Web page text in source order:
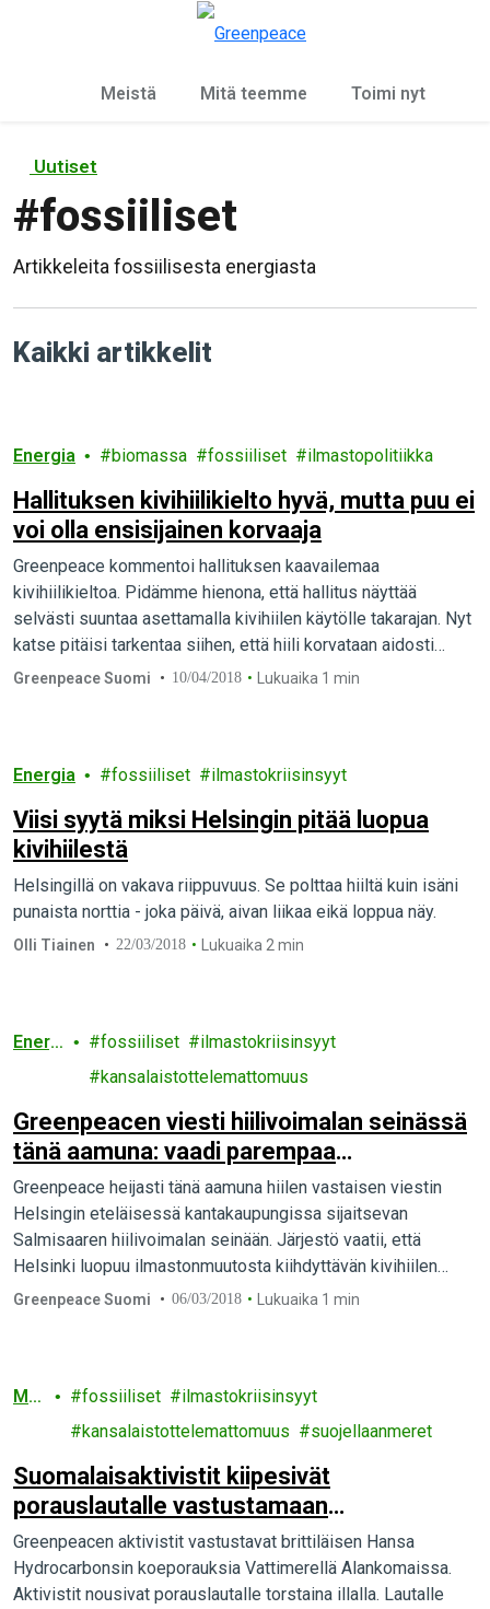
Meistä Mitä teemme Toimi nyt
Uutiset
#fossiiliset
Artikkeleita fossiilisesta energiasta
Kaikki artikkelit
Energia biomassa fossiiliset ilmastopolitiikka
Hallituksen kivihiilikielto hyvä, mutta puu ei
voi olla ensisijainen korvaaja
Greenpeace kommentoi hallituksen kaavailemaa
kivihiilikieltoa. Pidämme hienona, että hallitus näyttää
selvästi suuntaa asettamalla kivihiilen käytölle takarajan. Nyt
katse pitäisi tarkentaa siihen, että hiili korvataan aidosti
päästöjä vähentäen eikä vain siirretä tukia tuulivoimalta
Greenpeace Suomi 10/04/2018 Lukuaika 1 min
Energia fossiiliset ilmastokriisinsyyt
Viisi syytä miksi Helsingin pitää luopua
kivihiilestä
Helsingillä on vakava riippuvuus. Se polttaa hiiltä kuin isäni
punaista norttia - joka päivä, aivan liikaa eikä loppua näy.
Olli Tiainen 22/03/2018 Lukuaika 2 min
Energ
fossiiliset
ilmastokriisinsyyt
kansalaistottelemattomuus
Greenpeacen viesti hiilivoimalan seinässä
tänä aamuna: vaadi parempaa
kaupunkienergiaa
Greenpeace heijasti tänä aamuna hiilen vastaisen viestin
Helsingin eteläisessä kantakaupungissa sijaitsevan
Salmisaaren hiilivoimalan seinään. Järjestö vaatii, että
Helsinki luopuu ilmastonmuutosta kiihdyttävän kivihiilen
polttamisesta 2025 mennessä.
Greenpeace Suomi 06/03/2018 Lukuaika 1 min
Mer
fossiiliset
ilmastokriisinsyyt
kansalaistottelemattomuus
suojellaanmeret
Suomalaisaktivistit kiipesivät
porauslautalle vastustamaan
koeporauksia Pohjanmerellä
Greenpeacen aktivistit vastustavat brittiläisen Hansa
Hydrocarbonsin koeporauksia Vattimerellä Alankomaissa.
Aktivistit nousivat porauslautalle torstaina illalla. Lautalle